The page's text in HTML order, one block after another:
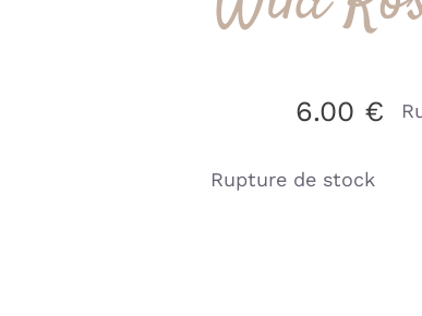
6.00 €
Rupture de stock